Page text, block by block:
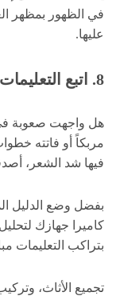
في الظهور بمظهر
عليها.
8. اتبع التعليمات المرئية بسهولة
هل واجهت صعوبة
مربكاً أو فاتته
فيها شد الشعر،
بفضل وضع الدليل
كاميرا جهازك
بتراكب التعليمات
تجميع الأثاث،